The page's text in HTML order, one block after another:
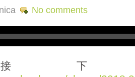
No comments